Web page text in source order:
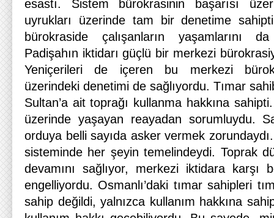
esastı. Sistem bürokrasinin başarısı
uyrukları üzerinde tam bir denetime
bürokraside çalışanların yaşamlarını
Padişahın iktidarı güçlü bir merkezi
Yeniçerileri de içeren bu merkezi
üzerindeki denetimi de sağlıyordu. Tımar
Sultan’a ait toprağı kullanma hakkına
üzerinde yaşayan reayadan sorumluydu.
orduya belli sayıda asker vermek
sisteminde her şeyin temelindeydi. Toprak
devamını sağlıyor, merkezi iktidara karşı
engelliyordu. Osmanlı’daki tımar sahipleri
sahip değildi, yalnızca kullanım hakkına